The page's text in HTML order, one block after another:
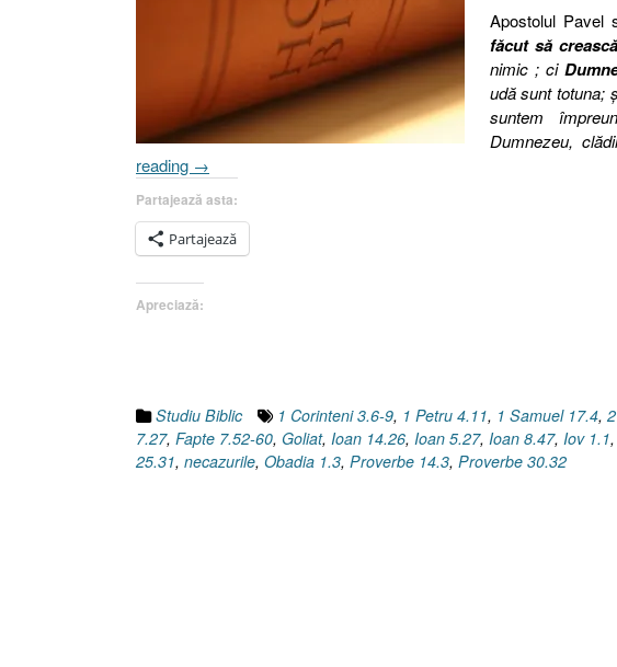
Apostolul Pavel
făcut să crească
nimic ; ci
udă sunt totuna;
suntem
Dumnezeu,
reading „Gânduri
sau
Logica
bolnavă
!
[Isus,
Goliat]”
→
Partajează asta:
Partajează
Apreciază:
Studiu Biblic 1 Corinteni 3.6-9, 1 Petru 4.11, 1 Samuel 17.4,
7.27, Fapte 7.52-60, Goliat, Ioan 14.26, Ioan 5.27, Ioan 8.47, Iov 1.1,
25.31, necazurile, Obadia 1.3, Proverbe 14.3, Proverbe 30.32